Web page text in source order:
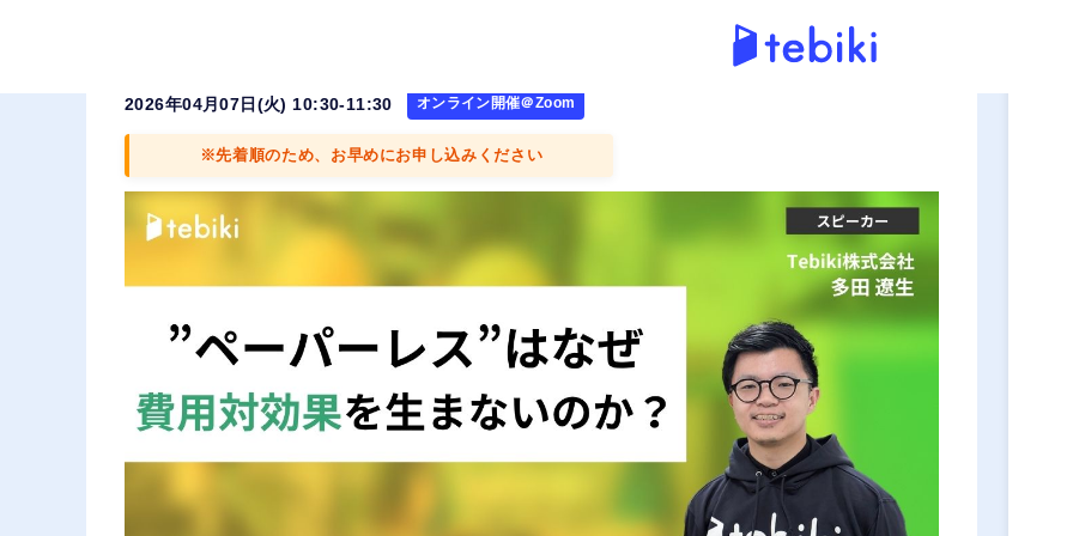
”ペーパーレス”はなぜ費用対効果を生まないのか？
2026年04月07日(火) 10:30-11:30 オンライン開催＠Zoom
※先着順のため、お早めにお申し込みください